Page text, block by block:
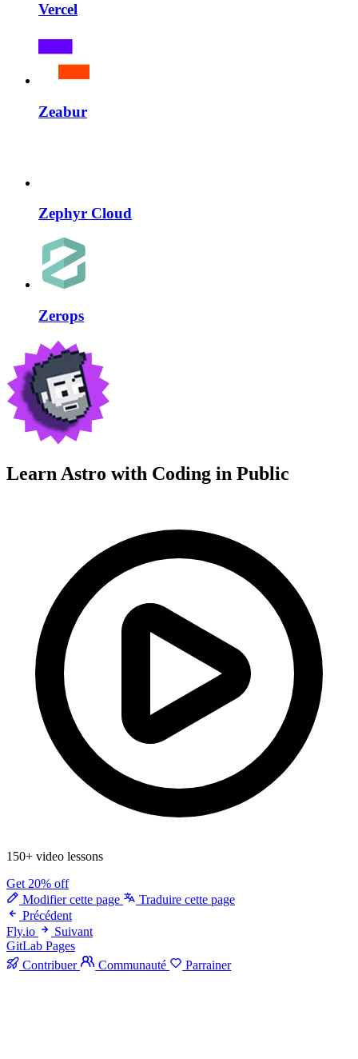
Vercel
Zeabur
Zephyr Cloud
Zerops
Learn Astro with Coding in Public
150+ video lessons
Get 20% off
Modifier cette page
Traduire cette page
Précédent
Fly.io
Suivant
GitLab Pages
Contribuer
Communauté Parrainer